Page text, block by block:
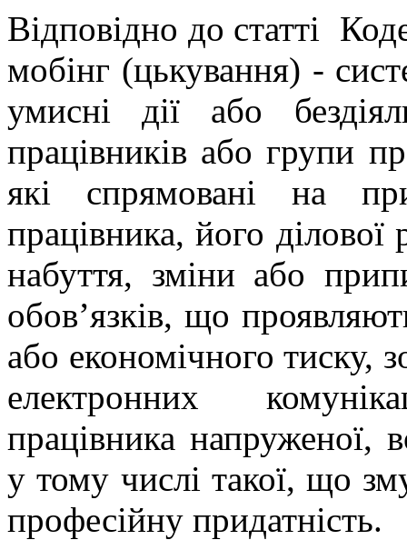
Відповідно до статті
мобінг (цькування) -
умисні дії або
працівників або групи
які спрямовані на
працівника, його
набуття, зміни або
обов’язків, що
або економічного тиску,
електронних
працівника напруженої,
у тому числі такої, що
професійну придатність.